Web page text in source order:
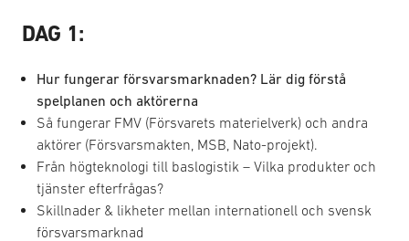
DAG 1:
Hur fungerar försvarsmarknaden? Lär dig förstå
spelplanen och aktörerna
Så fungerar FMV (Försvarets materielverk) och andra
aktörer (Försvarsmakten, MSB, Nato-projekt).
Från högteknologi till baslogistik – Vilka produkter och
tjänster efterfrågas?
Skillnader & likheter mellan internationell och svensk
försvarsmarknad